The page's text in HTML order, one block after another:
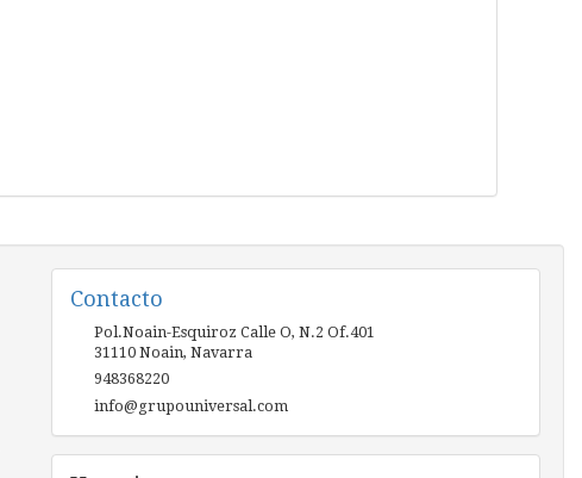
Contacto
Pol.Noain-Esquiroz Calle O, N.2 Of.401
31110 Noain, Navarra
948368220
info@grupouniversal.com